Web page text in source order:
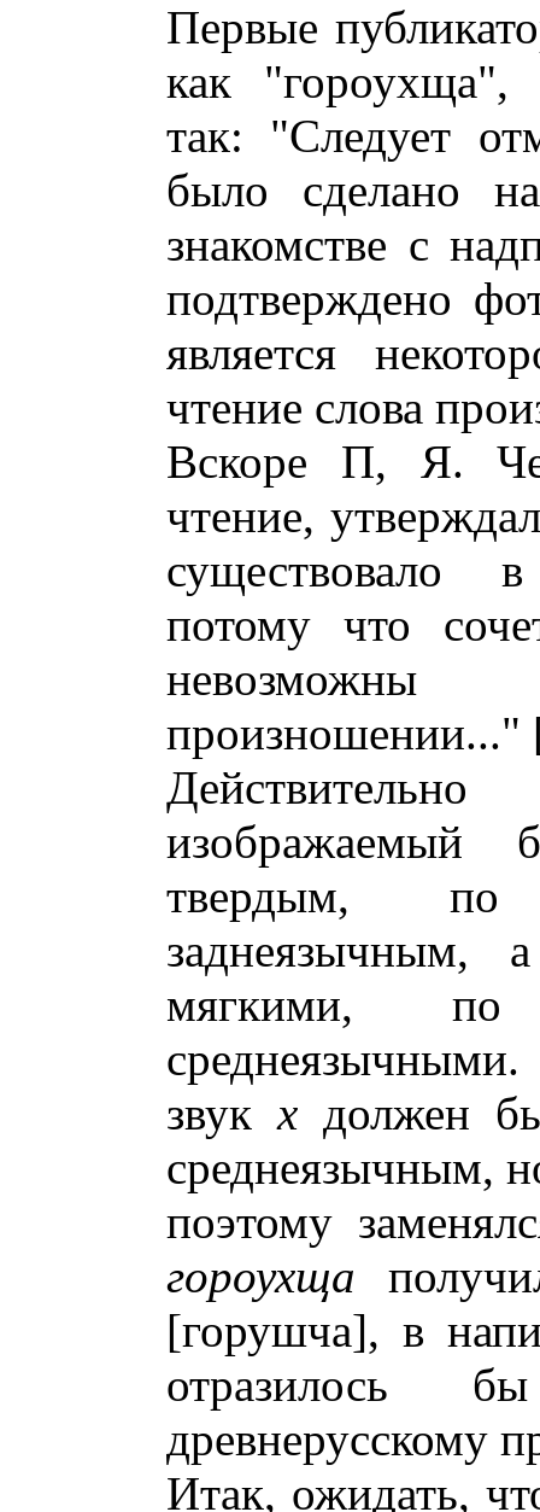
Первые
как "гороухща",
так: "Следует
было сделано
знакомстве с
подтверждено
является
чтение слова
Вскоре П, Я.
чтение,
существовало
потому что
произношении..."
изображаемый
твердым, по
заднеязычным,
мягкими, по
звукх должен
среднеязычным,
поэтому
гороухща
[горушча], в
древнерусскому
Итак, ожидать,